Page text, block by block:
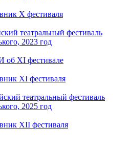
X фестиваля
театральный фестиваль
2023 год
XI фестивале
XI фестиваля
театральный фестиваль
2025 год
XII фестиваля